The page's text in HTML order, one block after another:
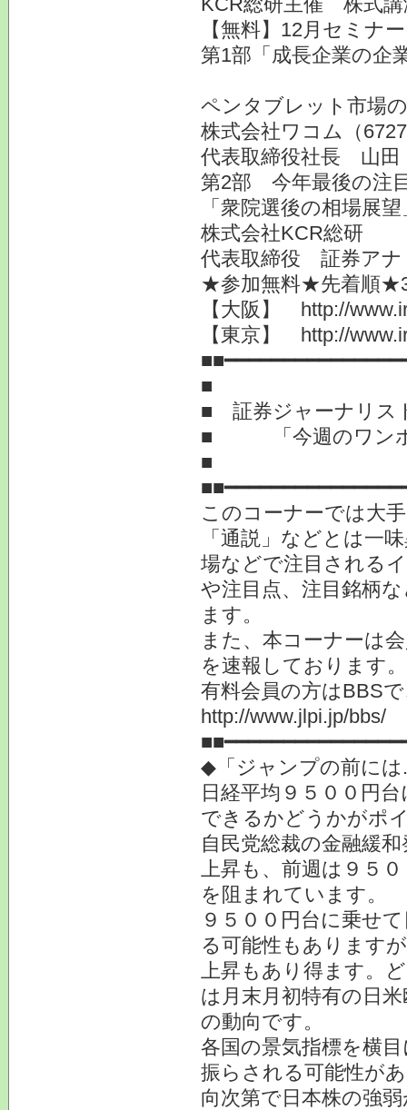
【無料】12月セミナ
第1部「成長企業の企
ペンタブレット市場
株式会社ワコム（
代表取締役社長 山
第2部 今年最後の注
「衆院選後の相場展望
株式会社KCR総研
代表取締役 証券ア
★参加無料★先着順
【大阪】 http://
【東京】 http://
■
■ 証券ジャーナリス
■ 「今週のワンポ
■
このコーナーでは大
「通説」などとは一
場などで注目される
や注目点、注目銘柄
ます。
また、本コーナーは
を速報しております。
有料会員の方はBBS
http://www.jlpi.jp/bbs/
◆「ジャンプの前には
日経平均９５００円
できるかどうかがポ
自民党総裁の金融緩
上昇も、前週は９５
を阻まれています。
９５００円台に乗せ
る可能性もあります
上昇もあり得ます。
は月末月初特有の日
の動向です。
各国の景気指標を横
振らされる可能性が
向次第で日本株の強